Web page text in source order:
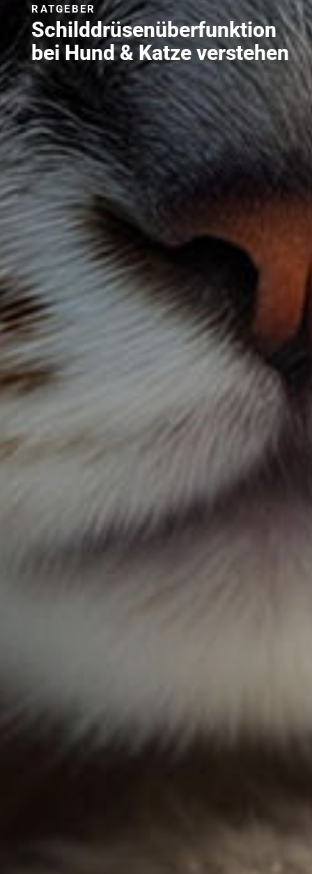
Schilddrüsenüberfunktion
bei Hund & Katze verstehen
RATGEBER